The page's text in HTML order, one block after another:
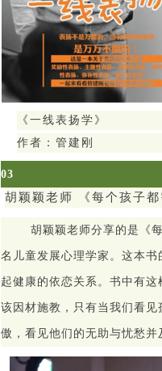
《一线表扬学》
作者：管建刚
03
胡颖颖老师 《每个孩子
胡颖颖老师分享的是《
名儿童发展心理学家。这本
起健康的依恋关系。书中有
该因材施教，只有当我们看
傲，看见他们的无助与忧愁并